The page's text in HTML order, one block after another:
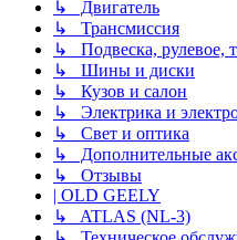
↳ Двигатель
↳ Трансмиссия
↳ Подвеска, рулевое,
↳ Шины и диски
↳ Кузов и салон
↳ Электрика и
↳ Свет и оптика
↳ Дополнительные
↳ Отзывы
| OLD GEELY
↳ ATLAS (NL-3)